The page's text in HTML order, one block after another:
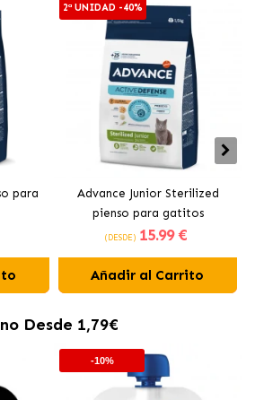
para
2ª UNIDAD -40%
Advance Junior Sterilized
pienso para gatitos
esterilizados
(DESDE) 15.99 €
Añadir al Carrito
Desde 1,79€
-10%